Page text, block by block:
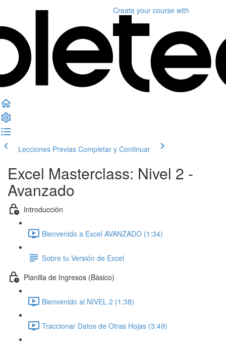
Create your course with
Lecciones Previas Completar y Continuar
Excel Masterclass: Nivel 2 -
Avanzado
Introducción
Bienvenido a Excel AVANZADO (1:34)
Sobre tu Versión de Excel
Planilla de Ingresos (Básico)
Bienvenido al NIVEL 2 (1:38)
Traccionar Datos de Otras Hojas (3:49)